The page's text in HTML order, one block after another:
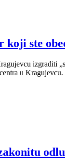
koji ste
izgraditi
u